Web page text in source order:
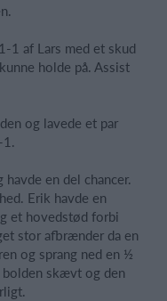
1 af Lars med et skud
holde på. Assist
og lavede et par
en del chancer.
Erik havde en
et hovedstød forbi
stor afbrænder da en
og sprang ned en ½
bolden skævt og den